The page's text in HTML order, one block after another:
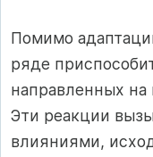
Помимо
ряде
направленных на
Эти реакции
влияниями,